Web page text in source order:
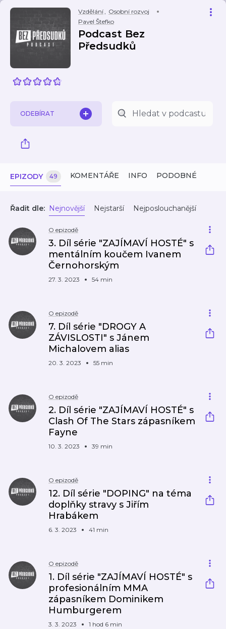
Vzdělání, Osobní rozvoj
Pavel Štefko
Podcast Bez
Předsudků
ODEBÍRAT
EPIZODY 49 KOMENTÁŘE INFO PODOBNÉ
Řadit dle: Nejnovější Nejstarší Nejposlouchanější
O epizodě
3. Díl série "ZAJÍMAVÍ HOSTÉ" s
mentálním koučem Ivanem
Černohorským
27. 3. 2023 54 min
O epizodě
7. Díl série "DROGY A
ZÁVISLOSTI" s Jánem
Michalovem alias
20. 3. 2023 55 min
O epizodě
2. Díl série "ZAJÍMAVÍ HOSTÉ" s
Clash Of The Stars zápasníkem
Fayne
10. 3. 2023 39 min
O epizodě
12. Díl série "DOPING" na téma
doplňky stravy s Jiřím
Hrabákem
6. 3. 2023 41 min
O epizodě
1. Díl série "ZAJÍMAVÍ HOSTÉ" s
profesionálním MMA
zápasníkem Dominikem
Humburgerem
3. 3. 2023 1 hod 6 min